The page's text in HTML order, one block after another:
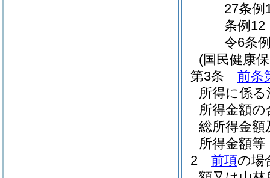
27条例
条例12
令6条
(国民健康
第3条
前条
所得に係
所得金額
総所得金額
所得金額
2
前項の場